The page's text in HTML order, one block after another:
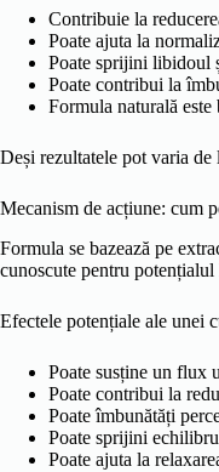
Contribuie la
Poate ajuta la
Poate sprijini libidoul
Poate contribui la
Formula naturală
Deși rezultatele pot varia
Mecanism de acțiune: cum
Formula se bazează pe
cunoscute pentru
Efectele potențiale ale unei
Poate susține un flux
Poate contribui la
Poate îmbunătăți
Poate sprijini
Poate ajuta la